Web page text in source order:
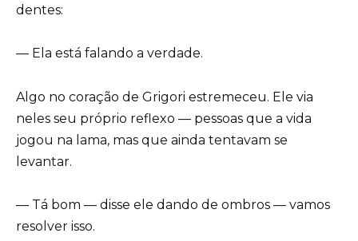
dentes:
— Ela está falando a verdade.
Algo no coração de Grigori estremeceu. Ele via
neles seu próprio reflexo — pessoas que a vida
jogou na lama, mas que ainda tentavam se
levantar.
— Tá bom — disse ele dando de ombros — vamos
resolver isso.